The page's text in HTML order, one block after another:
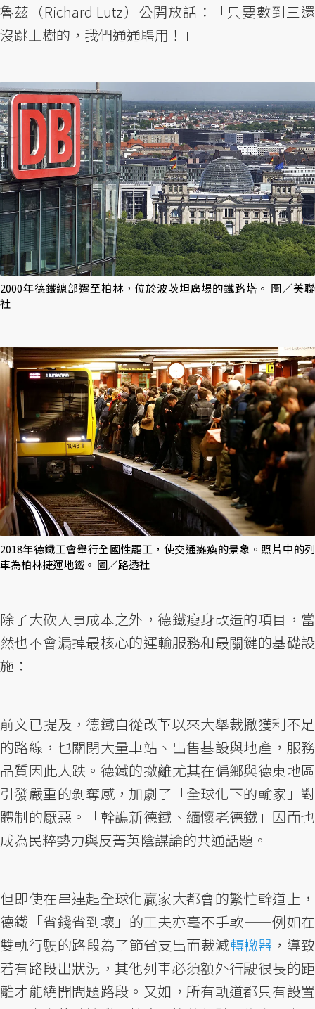
魯茲（Richard Lutz）公開放話：「只要數到三還
沒跳上樹的，我們通通聘用！」
2000年德鐵總部遷至柏林，位於波茨坦廣場的鐵路塔。 圖／美聯
社
2018年德鐵工會舉行全國性罷工，使交通癱瘓的景象。照片中的列
車為柏林捷運地鐵。 圖／路透社
除了大砍人事成本之外，德鐵瘦身改造的項目，當
然也不會漏掉最核心的運輸服務和最關鍵的基礎設
施：
前文已提及，德鐵自從改革以來大舉裁撤獲利不足
的路線，也關閉大量車站、出售基設與地產，服務
品質因此大跌。德鐵的撤離尤其在偏鄉與德東地區
引發嚴重的剝奪感，加劇了「全球化下的輸家」對
體制的厭惡。「幹譙新德鐵、緬懷老德鐵」因而也
成為民粹勢力與反菁英陰謀論的共通話題。
但即使在串連起全球化贏家大都會的繁忙幹道上，
德鐵「省錢省到壞」的工夫亦毫不手軟——例如在
雙軌行駛的路段為了節省支出而裁減轉轍器 ，導致
若有路段出狀況，其他列車必須額外行駛很長的距
離才能繞開問題路段。又如，所有軌道都只有設置